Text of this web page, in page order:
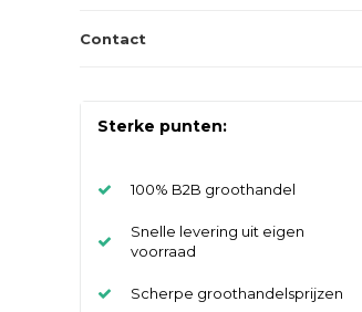
Contact
Sterke punten:
100% B2B groothandel
Snelle levering uit eigen
voorraad
Scherpe groothandelsprijzen